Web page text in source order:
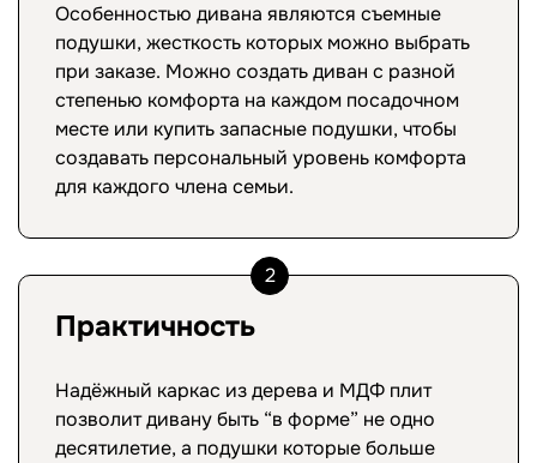
Особенностью дивана являются съемные
подушки, жесткость которых можно выбрать
при заказе. Можно создать диван с разной
степенью комфорта на каждом посадочном
месте или купить запасные подушки, чтобы
создавать персональный уровень комфорта
для каждого члена семьи.
2
Практичность
Надёжный каркас из дерева и МДФ плит
позволит дивану быть “в форме” не одно
десятилетие, а подушки которые больше